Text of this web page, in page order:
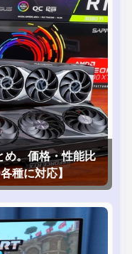
め。価格・性能比
種に対応】